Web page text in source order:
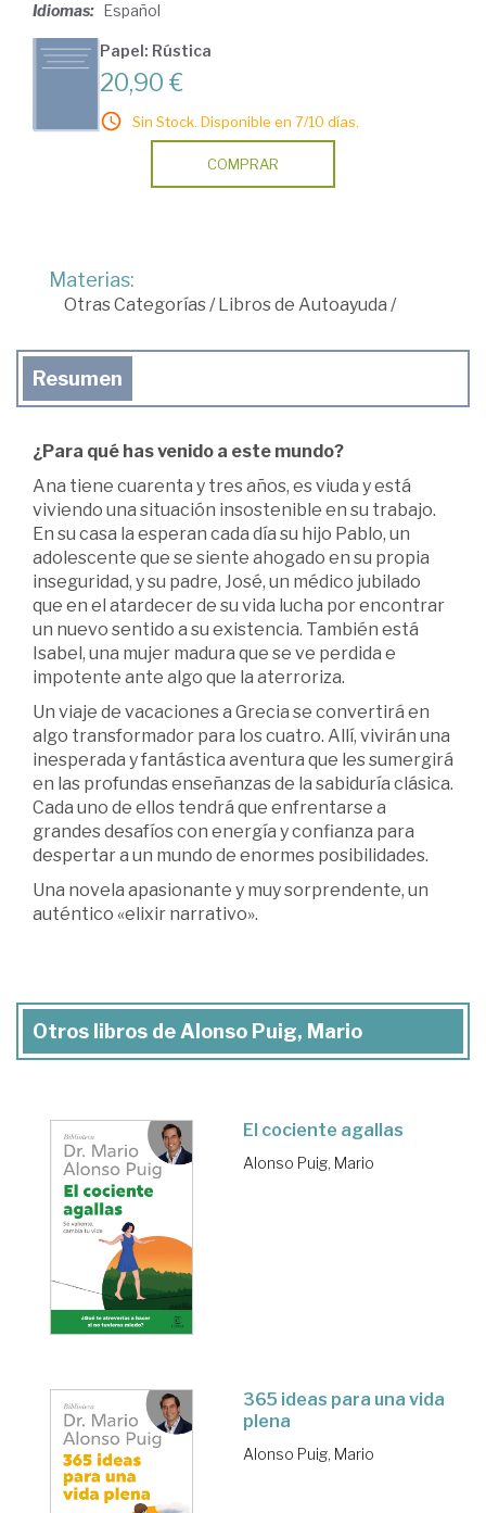
Idiomas: Español
Papel: Rústica
20,90 €
Sin Stock. Disponible en 7/10 días.
COMPRAR
Materias:
Otras Categorías/ Libros de Autoayuda /
Resumen
¿Para qué has venido a este mundo?
Ana tiene cuarenta y tres años, es viuda y está
viviendo una situación insostenible en su trabajo.
En su casa la esperan cada día su hijo Pablo, un
adolescente que se siente ahogado en su propia
inseguridad, y su padre, José, un médico jubilado
que en el atardecer de su vida lucha por encontrar
un nuevo sentido a su existencia. También está
Isabel, una mujer madura que se ve perdida e
impotente ante algo que la aterroriza.
Un viaje de vacaciones a Grecia se convertirá en
algo transformador para los cuatro. Allí, vivirán una
inesperada y fantástica aventura que les sumergirá
en las profundas enseñanzas de la sabiduría clásica.
Cada uno de ellos tendrá que enfrentarse a
grandes desafíos con energía y confianza para
despertar a un mundo de enormes posibilidades.
Una novela apasionante y muy sorprendente, un
auténtico «elixir narrativo».
Otros libros de Alonso Puig, Mario
El cociente agallas
Alonso Puig, Mario
365 ideas para una vida
plena
Alonso Puig, Mario